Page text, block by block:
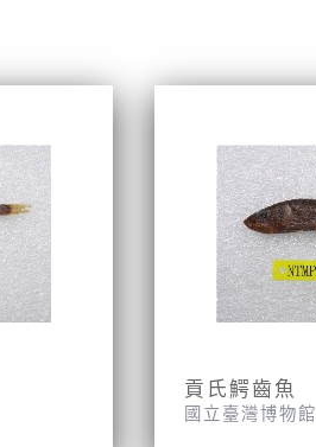
貢氏鰐齒魚
國立臺灣博物館